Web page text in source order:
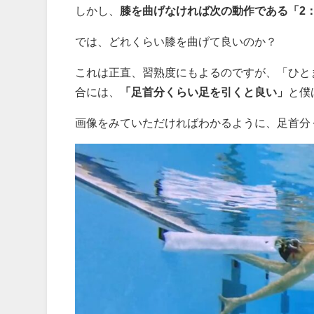
しかし、 膝を曲げなければ次の動作である「2
では、どれくらい膝を曲げて良いのか？
これは正直、習熟度にもよるのですが、「ひ
合には、
「足首分くらい足を引くと良い」 と僕
画像をみていただければわかるように、足首